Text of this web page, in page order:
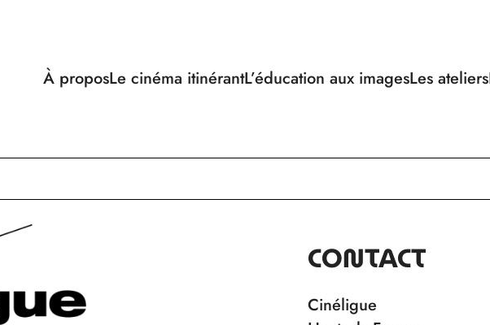
À proposLe cinéma itinérantL’éducation aux imagesLes ateliers
CONTACT
Cinéligue